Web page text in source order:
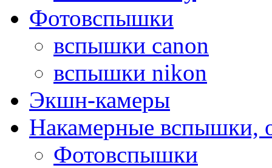
Фотовспышки
вспышки canon
вспышки nikon
Экшн-камеры
Накамерные вспышки,
Фотовспышки